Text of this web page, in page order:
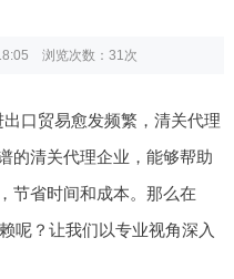
浏览次数： 31次
口贸易愈发频繁，清关代理
的清关代理企业，能够帮助
节省时间和成本。那么在
呢？让我们以专业视角深入